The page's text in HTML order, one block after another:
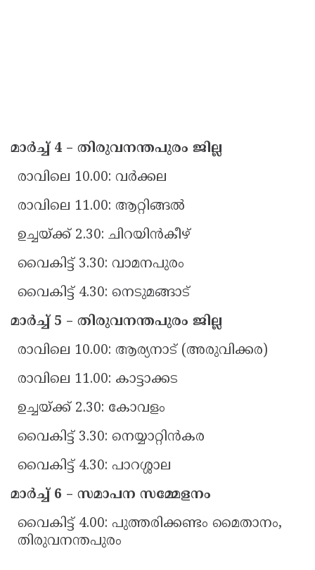
മാർച്ച് 4 – തിരുവനന്തപുരം ജില്ല
രാവിലെ 10.00: വർക്കല
രാവിലെ 11.00: ആറ്റിങ്ങൽ
ഉച്ചയ്ക്ക് 2.30: ചിറയിൻകീഴ്
വൈകിട്ട് 3.30: വാമനപുരം
വൈകിട്ട് 4.30: നെടുമങ്ങാട്
മാർച്ച് 5 – തിരുവനന്തപുരം ജില്ല
രാവിലെ 10.00: ആര്യനാട് (അരുവിക്കര)
രാവിലെ 11.00: കാട്ടാക്കട
ഉച്ചയ്ക്ക് 2.30: കോവളം
വൈകിട്ട് 3.30: നെയ്യാറ്റിൻകര
വൈകിട്ട് 4.30: പാറശ്ശാല
മാർച്ച് 6 – സമാപന സമ്മേളനം
വൈകിട്ട് 4.00: പുത്തരിക്കണ്ടം മൈതാനം,
തിരുവനന്തപുരം